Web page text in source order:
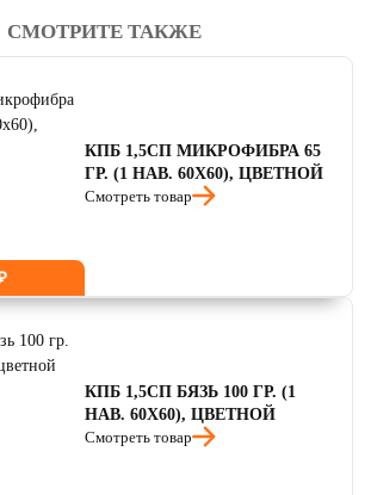
СМОТРИТЕ ТАКЖЕ
КПБ 1,5СП МИКРОФИБРА 65
ГР. (1 НАВ. 60Х60), ЦВЕТНОЙ
Смотреть товар
КПБ 1,5СП БЯЗЬ 100 ГР. (1
НАВ. 60Х60), ЦВЕТНОЙ
Смотреть товар